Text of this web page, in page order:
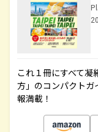
これ１冊にすべて
方」のコンパクトガ
報満載！